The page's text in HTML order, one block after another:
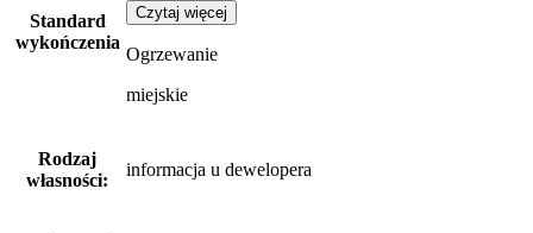
Standard
wykończenia
Czytaj więcej
Ogrzewanie
miejskie
Rodzaj
własności:
informacja u dewelopera